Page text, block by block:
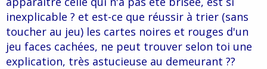
inexplicable ? et est-ce que réussir à trier (sans
toucher au jeu) les cartes noires et rouges d'un
jeu faces cachées, ne peut trouver selon toi une
explication, très astucieuse au demeurant ??